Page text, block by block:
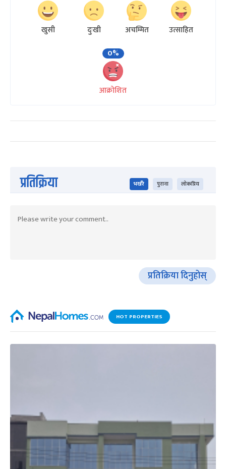
खुसी दुःखी अचम्मित
उत्साहित
0%
आक्रोशित
प्रतिक्रिया भर्खरै पुराना लोकप्रिय
प्रतिक्रिया दिनुहोस्
HOT PROPERTIES